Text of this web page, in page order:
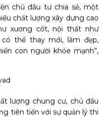
chủ đầu tư chia sẻ, một
chất lượng xây dựng cao
xương cốt, nội thất như
thể thay mới, làm đẹp,
con người khỏe mạnh”,
lượng chung cư, chủ đầu
tiên tiến với sự quản lý thi